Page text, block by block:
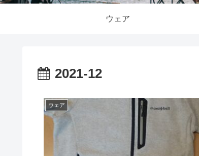
ウェア
2021-12
ウェア